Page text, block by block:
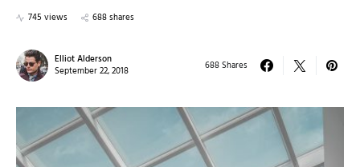
745 views 688 shares
Elliot Alderson
September 22, 2018
688 Shares